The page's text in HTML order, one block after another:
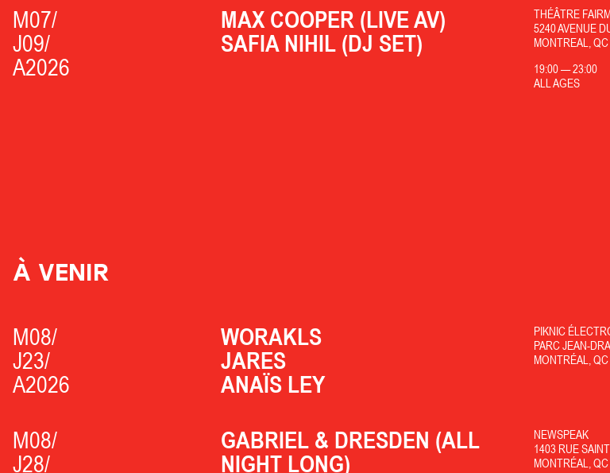
M07/
J09/
A2026
MAX COOPER (LIVE AV)
SAFIA NIHIL (DJ SET)
THÉÂTRE
5240 AVENUE
MONTREAL,
19:00—23:00
ALL AGES
À VENIR
M08/
J23/
A2026
WORAKLS
JARES
ANAÏS LEY
PIKNIC
PARC JEAN-
MONTRÉAL,
M08/
J28/
GABRIEL & DRESDEN (ALL
NIGHT LONG)
NEWSPEAK
1403 RUE
MONTRÉAL,